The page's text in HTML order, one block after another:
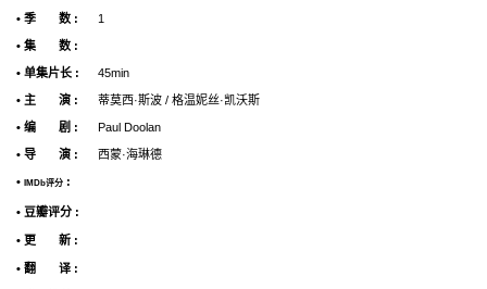
• 季 数 : 1
• 集 数 :
• 单集片长 : 45min
• 主 演 : 蒂莫西·斯波 / 格温妮丝·凯沃斯
• 编 剧 : Paul Doolan
• 导 演 : 西蒙·海琳德
• IMDb评分 :
• 豆瓣评分 :
• 更 新 :
• 翻 译 :